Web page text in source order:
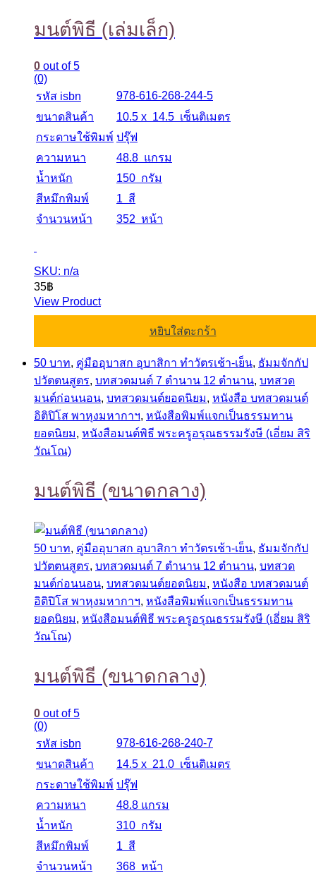
มนต์พิธี (เล่มเล็ก)
0 out of 5
(0)
รหัส isbn
978-616-268-244-5
ขนาดสินค้า
10.5 x 14.5 เซ็นติเมตร
กระดาษใช้พิมพ์ ปรุ๊ฟ
ความหนา
48.8 แกรม
น้ำหนัก
150 กรัม
สีหมึกพิมพ์
1 สี
จำนวนหน้า
352 หน้า
SKU: n/a
35฿
View Product
หยิบใส่ตะกร้า
50 บาท, คู่มืออุบาสก อุบาสิกา ทำวัตรเช้า-เย็น, ธัมมจักกัป
ปวัตตนสูตร, บทสวดมนต์ 7 ตำนาน 12 ตำนาน, บทสวด
มนต์ก่อนนอน, บทสวดมนต์ยอดนิยม, หนังสือ บทสวดมนต์
อิติปิโส พาหุงมหากาฯ, หนังสือพิมพ์แจกเป็นธรรมทาน
ยอดนิยม, หนังสือมนต์พิธี พระครูอรุณธรรมรังษี (เอี่ยม สิริ
วัณโณ)
มนต์พิธี (ขนาดกลาง)
50 บาท, คู่มืออุบาสก อุบาสิกา ทำวัตรเช้า-เย็น, ธัมมจักกัป
ปวัตตนสูตร, บทสวดมนต์ 7 ตำนาน 12 ตำนาน, บทสวด
มนต์ก่อนนอน, บทสวดมนต์ยอดนิยม, หนังสือ บทสวดมนต์
อิติปิโส พาหุงมหากาฯ, หนังสือพิมพ์แจกเป็นธรรมทาน
ยอดนิยม, หนังสือมนต์พิธี พระครูอรุณธรรมรังษี (เอี่ยม สิริ
วัณโณ)
มนต์พิธี (ขนาดกลาง)
0 out of 5
(0)
รหัส isbn
978-616-268-240-7
ขนาดสินค้า
14.5 x 21.0 เซ็นติเมตร
กระดาษใช้พิมพ์ ปรุ๊ฟ
ความหนา
48.8 แกรม
น้ำหนัก
310 กรัม
สีหมึกพิมพ์
1 สี
จำนวนหน้า
368 หน้า